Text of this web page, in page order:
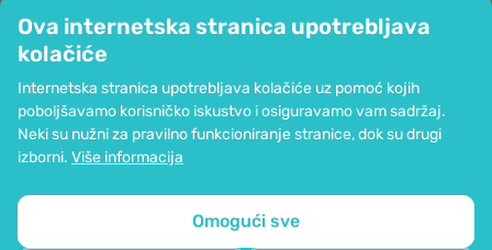
Ova internetska stranica upotrebljava
kolačiće
Internetska stranica upotrebljava kolačiće uz pomoć kojih
poboljšavamo korisničko iskustvo i osiguravamo vam sadržaj.
Neki su nužni za pravilno funkcioniranje stranice, dok su drugi
izborni. Više informacija
Omogući sve
Informacije
Pridružite nam se
Pomoć i narudžbe
Mogućnost kartičnog plaćanja. Osigurana zaštita osobnih podataka preko
SSL kodiranja.
Mapa stranice